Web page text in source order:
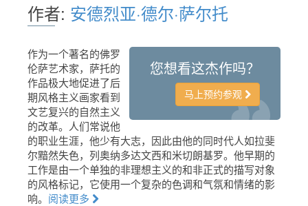
杰作
艺术家
新展示室厅
佛罗伦萨博物馆
巴杰罗美术馆
学院美术馆
巴拉丁画廊
作者: 安德烈亚·德尔·萨尔托
您想看这杰作吗？
马上预约参观
作为一个著名的佛罗
伦萨艺术家，萨托的
作品极大地促进了后
期风格主义画家看到
文艺复兴的自然主义
的改革。人们常说他
的职业生涯，他少有大志，因此由他的同时代人如拉斐
尔黯然失色，列奥纳多达文西和米切朗基罗。他早期的
工作是由一个单独的非理想主义的和非正式的描写对象
的风格标记，它使用一个复杂的色调和气氛和情绪的影
响。 阅读更多